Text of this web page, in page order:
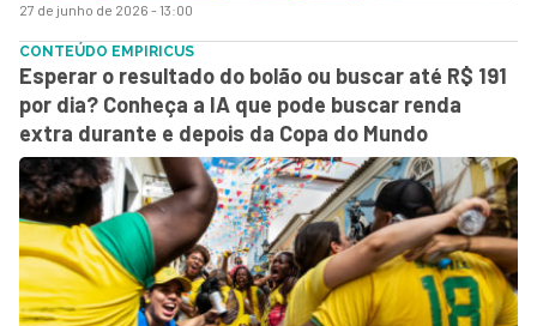
27 de junho de 2026 - 13:00
CONTEÚDO EMPIRICUS
Esperar o resultado do bolão ou buscar até R$ 191
por dia? Conheça a IA que pode buscar renda
extra durante e depois da Copa do Mundo